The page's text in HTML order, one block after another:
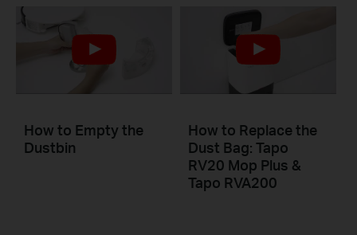
How to Empty the
Dustbin
How to Replace the
Dust Bag: Tapo
RV20 Mop Plus &
Tapo RVA200